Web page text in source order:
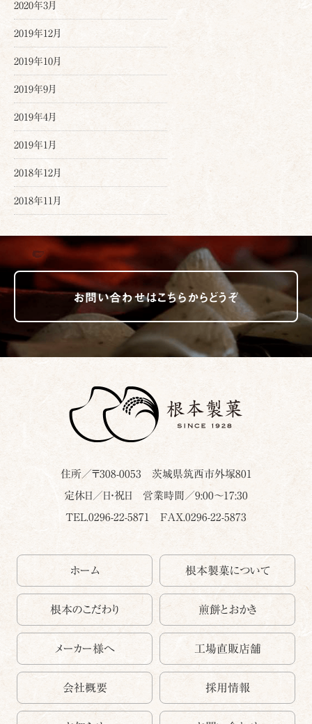
2020年3月
2019年12月
2019年10月
2019年9月
2019年4月
2019年1月
2018年12月
2018年11月
お問い合わせはこちらからどうぞ
住所／〒308-0053 茨城県筑西市外塚801
定休日／日・祝日 営業時間／9:00～17:30
TEL.0296-22-5871 FAX.0296-22-5873
ホーム 根本製菓について
根本のこだわり 煎餅とおかき
メーカー様へ 工場直販店舗
会社概要 採用情報